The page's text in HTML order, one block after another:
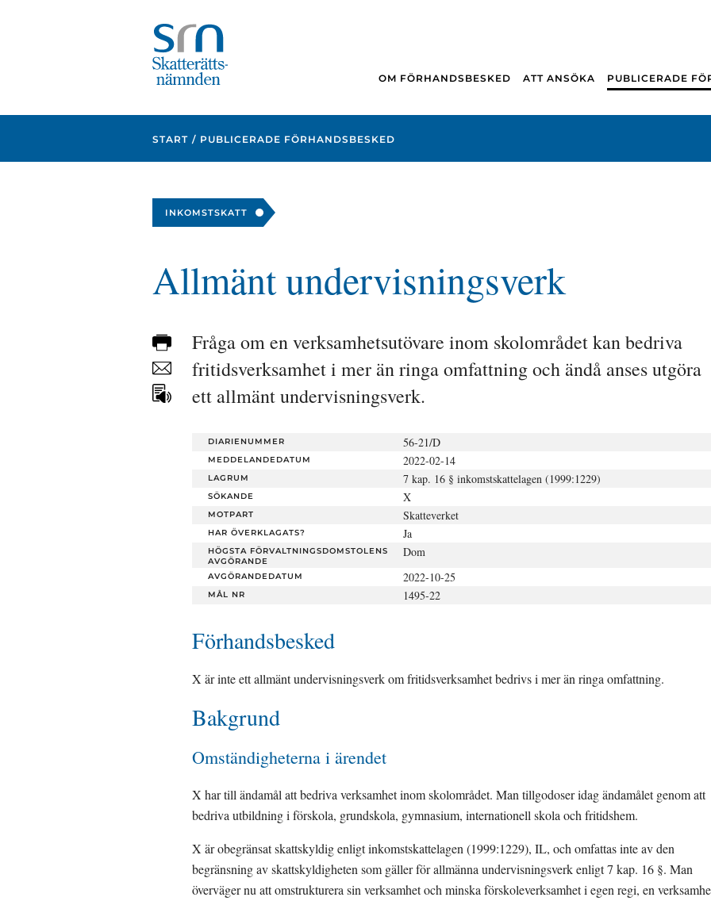
OM FÖRHANDSBESKED ATT ANSÖKA PUBLICERADE
START PUBLICERADE FÖRHANDSBESKED
INKOMSTSKATT
Allmänt undervisningsverk
Skriv
ut
Dela
sidan
Fråga om en verksamhetsutövare inom skolområdet kan bedriva
fritidsverksamhet i mer än ringa omfattning och ändå anses utgöra
ett allmänt undervisningsverk.
DIARIENUMMER 56-21/D
MEDDELANDEDATUM 2022-02-14
LAGRUM 7 kap. 16 § inkomstskattelagen (1999:1229)
SÖKANDE X
MOTPART Skatteverket
HAR ÖVERKLAGATS? Ja
HÖGSTA FÖRVALTNINGSDOMSTOLENS
AVGÖRANDE
Dom
AVGÖRANDEDATUM 2022-10-25
MÅL NR 1495-22
Förhandsbesked
X är inte ett allmänt undervisningsverk om fritidsverksamhet bedrivs i mer än ringa omfattning.
Bakgrund
Omständigheterna i ärendet
X har till ändamål att bedriva verksamhet inom skolområdet. Man tillgodoser idag ändamålet genom att
bedriva utbildning i förskola, grundskola, gymnasium, internationell skola och fritidshem.
X är obegränsat skattskyldig enligt inkomstskattelagen (1999:1229), IL, och omfattas inte av den
begränsning av skattskyldigheten som gäller för allmänna undervisningsverk enligt 7 kap. 16 §. Man
överväger nu att omstrukturera sin verksamhet och minska förskoleverksamhet i egen regi, en